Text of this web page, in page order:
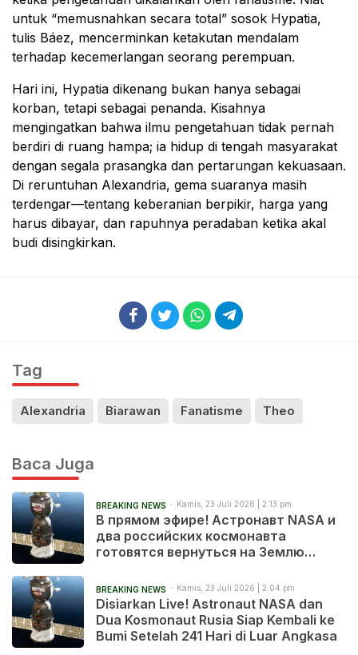
untuk “memusnahkan secara total” sosok Hypatia,
tulis Báez, mencerminkan ketakutan mendalam
terhadap kecemerlangan seorang perempuan.
Hari ini, Hypatia dikenang bukan hanya sebagai
korban, tetapi sebagai penanda. Kisahnya
mengingatkan bahwa ilmu pengetahuan tidak pernah
berdiri di ruang hampa; ia hidup di tengah masyarakat
dengan segala prasangka dan pertarungan kekuasaan.
Di reruntuhan Alexandria, gema suaranya masih
terdengar—tentang keberanian berpikir, harga yang
harus dibayar, dan rapuhnya peradaban ketika akal
budi disingkirkan.
Tag
Alexandria Biarawan Fanatisme Theo
Baca Juga
BREAKING NEWS Kamis, 23 Juli 2026 | 2:13 pm
В прямом эфире! Астронавт NASA и
два российских космонавта
готовятся вернуться на Землю
BREAKING NEWS Kamis, 23 Juli 2026 | 2:04 pm
Disiarkan Live! Astronaut NASA dan
Dua Kosmonaut Rusia Siap Kembali ke
Bumi Setelah 241 Hari di Luar Angkasa